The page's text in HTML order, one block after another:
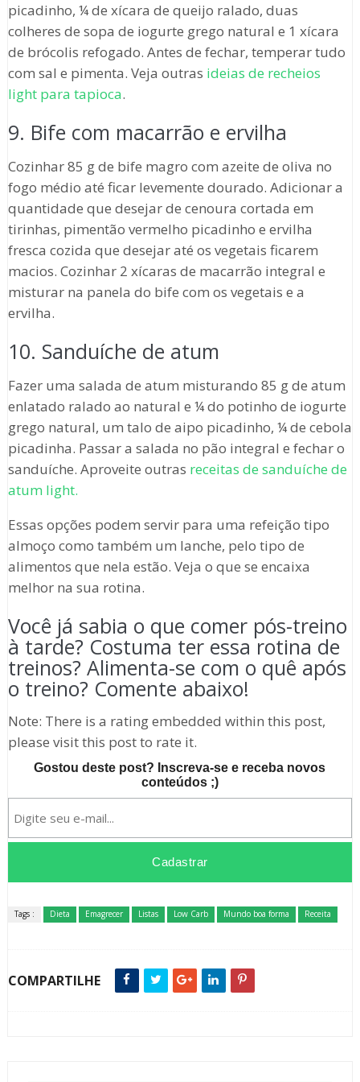
picadinho, ¼ de xícara de queijo ralado, duas
colheres de sopa de iogurte grego natural e 1 xícara
de brócolis refogado. Antes de fechar, temperar tudo
com sal e pimenta. Veja outras ideias de recheios
light para tapioca.
9. Bife com macarrão e ervilha
Cozinhar 85 g de bife magro com azeite de oliva no
fogo médio até ficar levemente dourado. Adicionar a
quantidade que desejar de cenoura cortada em
tirinhas, pimentão vermelho picadinho e ervilha
fresca cozida que desejar até os vegetais ficarem
macios. Cozinhar 2 xícaras de macarrão integral e
misturar na panela do bife com os vegetais e a
ervilha.
10. Sanduíche de atum
Fazer uma salada de atum misturando 85 g de atum
enlatado ralado ao natural e ¼ do potinho de iogurte
grego natural, um talo de aipo picadinho, ¼ de cebola
picadinha. Passar a salada no pão integral e fechar o
sanduíche. Aproveite outras receitas de sanduíche de
atum light.
Essas opções podem servir para uma refeição tipo
almoço como também um lanche, pelo tipo de
alimentos que nela estão. Veja o que se encaixa
melhor na sua rotina.
Você já sabia o que comer pós-treino
à tarde? Costuma ter essa rotina de
treinos? Alimenta-se com o quê após
o treino? Comente abaixo!
Note: There is a rating embedded within this post,
please visit this post to rate it.
Gostou deste post? Inscreva-se e receba novos
conteúdos ;)
Tags : Dieta Emagrecer Listas Low Carb Mundo boa forma Receita
COMPARTILHE